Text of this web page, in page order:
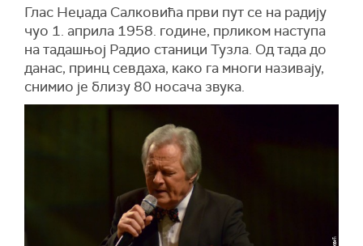
Глас Неџада Салковића први пут се на радију
чуо 1. априла 1958. године, прликом наступа
на тадашњој Радио станици Тузла. Од тада до
данас, принц севдаха, како га многи називају,
снимио је близу 80 носача звука.